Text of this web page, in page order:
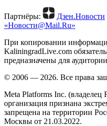
Партнёры: Дзен.Новости
«Новости@Mail.Ru»
При копировании
KaliningradLive.com
предназначены для
© 2006 — 2026. Все права
Meta Platforms Inc.
организация признана
запрещена на территории
Москвы от 21.03.2022.